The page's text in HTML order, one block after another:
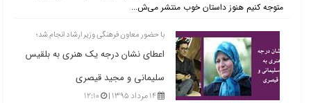
متوجه کنیم هنوز داستان خوب منتشر می‌ش...
با حضور معاون فرهنگی وزیر ارشاد انجام شد؛
اعطای نشان درجه یک هنری به بلقیس
سلیمانی و مجید قیصری
۱۴ مرداد ۱۳۹۵ | ۱۲:۱۰